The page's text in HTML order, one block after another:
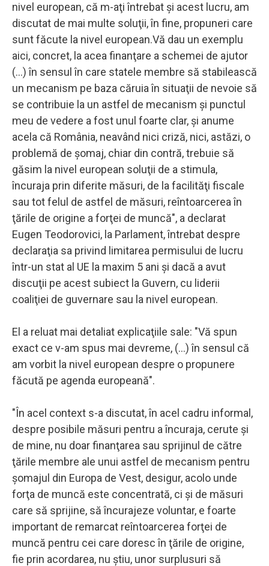
nivel european, că m-aţi întrebat şi acest lucru, am
discutat de mai multe soluţii, în fine, propuneri care
sunt făcute la nivel european.Vă dau un exemplu
aici, concret, la acea finanţare a schemei de ajutor
(...) în sensul în care statele membre să stabilească
un mecanism pe baza căruia în situaţii de nevoie să
se contribuie la un astfel de mecanism şi punctul
meu de vedere a fost unul foarte clar, şi anume
acela că România, neavând nici criză, nici, astăzi, o
problemă de şomaj, chiar din contră, trebuie să
găsim la nivel european soluţii de a stimula,
încuraja prin diferite măsuri, de la facilităţi fiscale
sau tot felul de astfel de măsuri, reîntoarcerea în
ţările de origine a forţei de muncă", a declarat
Eugen Teodorovici, la Parlament, întrebat despre
declaraţia sa privind limitarea permisului de lucru
într-un stat al UE la maxim 5 ani şi dacă a avut
discuţii pe acest subiect la Guvern, cu liderii
coaliţiei de guvernare sau la nivel european.
El a reluat mai detaliat explicaţiile sale: "Vă spun
exact ce v-am spus mai devreme, (...) în sensul că
am vorbit la nivel european despre o propunere
făcută pe agenda europeană".
"În acel context s-a discutat, în acel cadru informal,
despre posibile măsuri pentru a încuraja, cerute şi
de mine, nu doar finanţarea sau sprijinul de către
ţările membre ale unui astfel de mecanism pentru
şomajul din Europa de Vest, desigur, acolo unde
forţa de muncă este concentrată, ci şi de măsuri
care să sprijine, să încurajeze voluntar, e foarte
important de remarcat reîntoarcerea forţei de
muncă pentru cei care doresc în ţările de origine,
fie prin acordarea, nu ştiu, unor surplusuri să